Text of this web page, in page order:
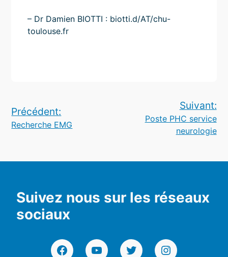
– Dr Damien BIOTTI : biotti.d/AT/chu-
toulouse.fr
Navigation
de
Précédent:
Recherche EMG
Suivant:
Poste PHC service
neurologie
Suivez nous sur les réseaux
sociaux
FacebookYouTubeTwitterInstagram